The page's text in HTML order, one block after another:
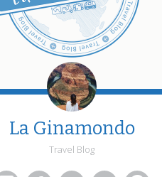
La Ginamondo
Travel Blog